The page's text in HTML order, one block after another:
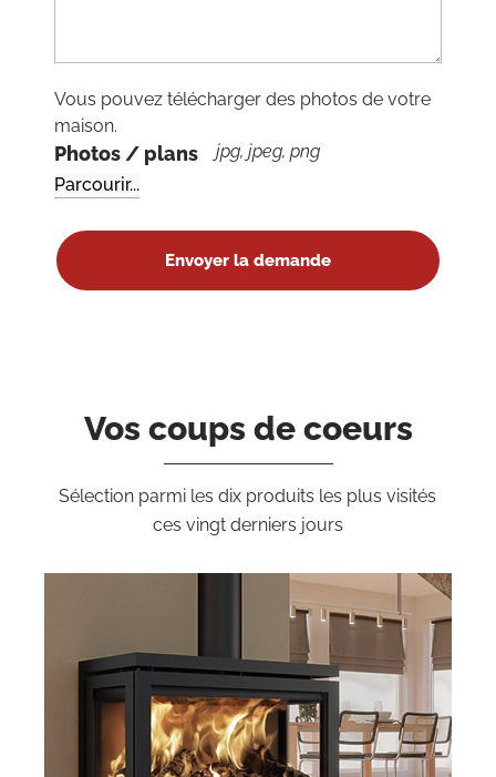
Vous pouvez télécharger des photos de votre
maison.
Photos / plans jpg, jpeg, png
Vos coups de coeurs
Sélection parmi les dix produits les plus visités
ces vingt derniers jours